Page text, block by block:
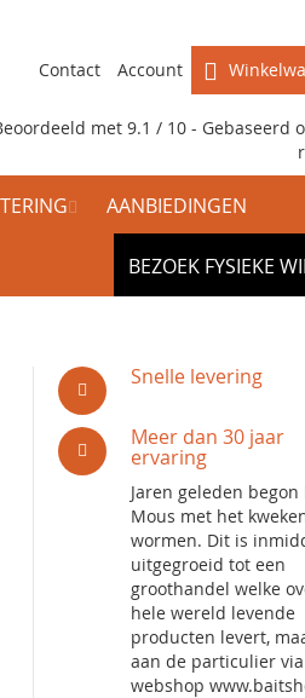
Contact Account
met 9.1 / 10 - Gebaseerd
AANBIEDINGEN
BEZOEK FYSIEKE
Snelle levering
Meer dan 30 jaar
ervaring
Jaren geleden begon
Mous met het
wormen. Dit is
uitgegroeid tot een
groothandel welke
hele wereld levende
producten levert,
aan de particulier
webshop